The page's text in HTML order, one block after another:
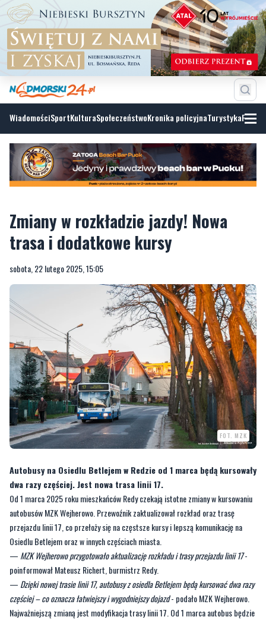
WiadomościSportKulturaSpołeczeństwoKronika policyjnaTurystyka
Zmiany w rozkładzie jazdy! Nowa
trasa i dodatkowe kursy
sobota, 22 lutego 2025, 15:05
FOT. MZK
Autobusy na Osiedlu Betlejem w Redzie od 1 marca będą kursowały
dwa razy częściej. Jest nowa trasa linii 17.
Od 1 marca 2025 roku mieszkańców Redy czekają istotne zmiany w kursowaniu
autobusów MZK Wejherowo. Przewoźnik zaktualizował rozkład oraz trasę
przejazdu linii 17, co przełoży się na częstsze kursy i lepszą komunikację na
Osiedlu Betlejem oraz w innych częściach miasta.
— MZK Wejherowo przygotowało aktualizację rozkładu i trasy przejazdu linii 17-
poinformował Mateusz Richert, burmistrz Redy.
— Dzięki nowej trasie linii 17, autobusy z osiedla Betlejem będą kursować dwa razy
częściej – co oznacza łatwiejszy i wygodniejszy dojazd- podało MZK Wejherowo.
Najważniejszą zmianą jest modyfikacja trasy linii 17. Od 1 marca autobus będzie